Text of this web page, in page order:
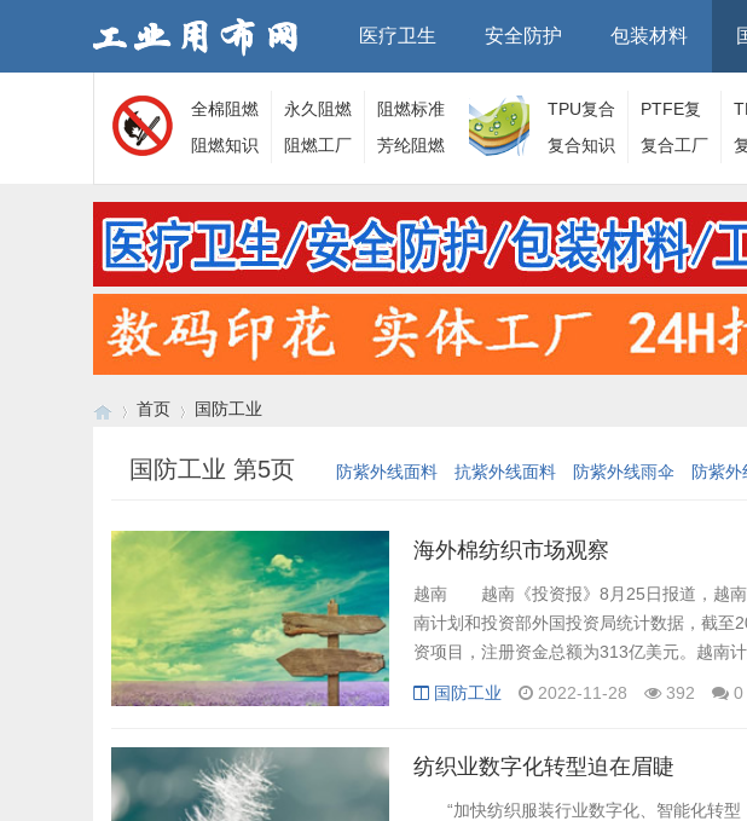
医疗卫生 安全防护 包装材料
全棉阻燃
面料
永久阻燃
面料
阻燃标准
阻燃知识
阻燃工厂
芳纶阻燃
面料
TPU复合
面料
PTFE复
合面料
复合知识 复合工厂
首页 国防工业
国防工业 第5页 防紫外线面料 抗紫外线面料 防紫外线雨伞 防紫外
海外棉纺织市场观察
越南 越南《投资报》8月25日报道，越南
南计划和投资部外国投资局统计数据，截至
资项目，注册资金总额为313亿美元。越南
价值链的连结性。越南的纱线和服装有很大
国防工业 2022-11-28 392 0
纺织业数字化转型迫在眉睫
“加快纺织服装行业数字化、智能化转